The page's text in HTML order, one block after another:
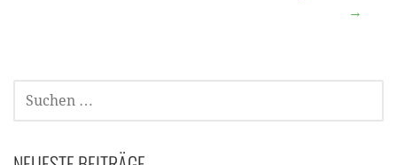
→
SUCHEN
NACH: